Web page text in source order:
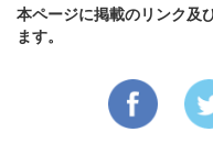
本ページに掲載のリンク及
ます。